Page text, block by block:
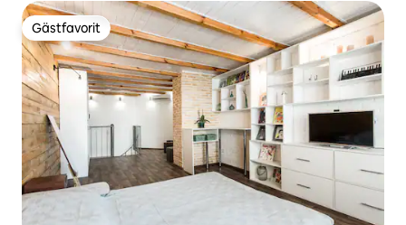
Gästfavorit
Gästfavorit